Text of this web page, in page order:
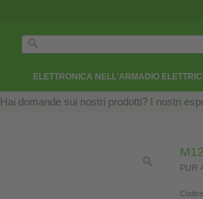
ELETTRONICA NELL'ARMADIO
Hai domande sui nostri prodotti? I nostri
PUR